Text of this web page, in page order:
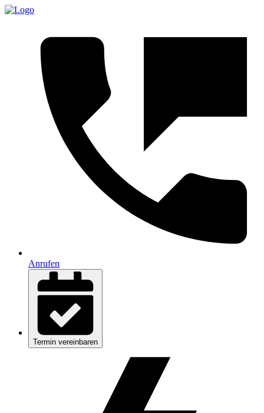
Anrufen
Termin vereinbaren